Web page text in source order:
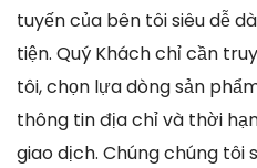
tuyến của bên tôi siêu dễ
tiện. Quý Khách chỉ cần
tôi, chọn lựa dòng sản
thông tin địa chỉ và thời
giao dịch. Chúng chúng tôi